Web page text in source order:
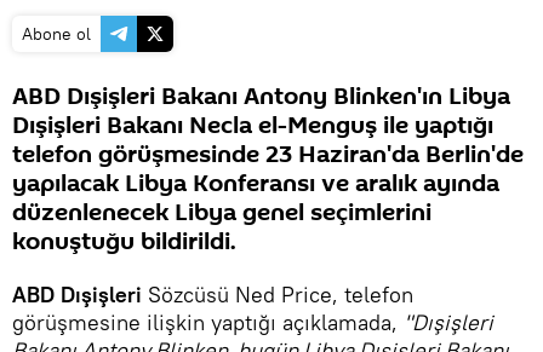
Abone ol
ABD Dışişleri Bakanı Antony Blinken'ın Libya
Dışişleri Bakanı Necla el-Menguş ile yaptığı
telefon görüşmesinde 23 Haziran'da Berlin'de
yapılacak Libya Konferansı ve aralık ayında
düzenlenecek Libya genel seçimlerini
konuştuğu bildirildi.
ABD Dışişleri Sözcüsü Ned Price, telefon
görüşmesine ilişkin yaptığı açıklamada, "Dışişleri